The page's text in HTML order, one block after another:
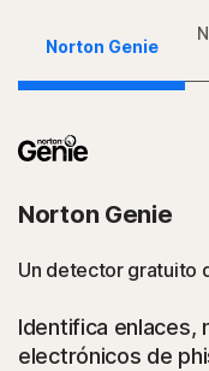
Norton Genie
Norton Genie
Un detector gratuito
Identifica enlaces,
electrónicos de